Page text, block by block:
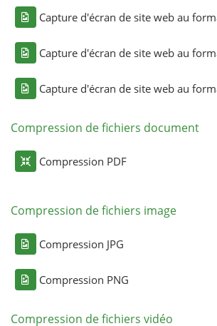
Capture d'écran de site web au
Capture d'écran de site web au
Capture d'écran de site web au
Compression de fichiers document
Compression PDF
Compression de fichiers image
Compression JPG
Compression PNG
Compression de fichiers vidéo